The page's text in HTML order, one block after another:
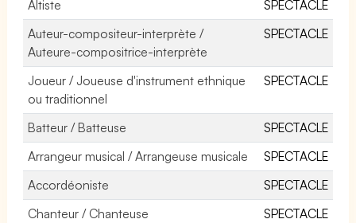
Altiste
SPECTACLE
Auteur-compositeur-interprète /
Auteure-compositrice-interprète
SPECTACLE
Joueur / Joueuse d'instrument ethnique
ou traditionnel
SPECTACLE
Batteur / Batteuse
SPECTACLE
Arrangeur musical / Arrangeuse musicale
SPECTACLE
Accordéoniste
SPECTACLE
Chanteur / Chanteuse
SPECTACLE